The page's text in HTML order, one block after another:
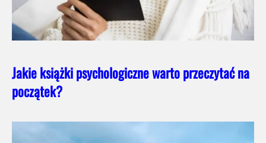
Jakie książki psychologiczne warto przeczytać na
początek?